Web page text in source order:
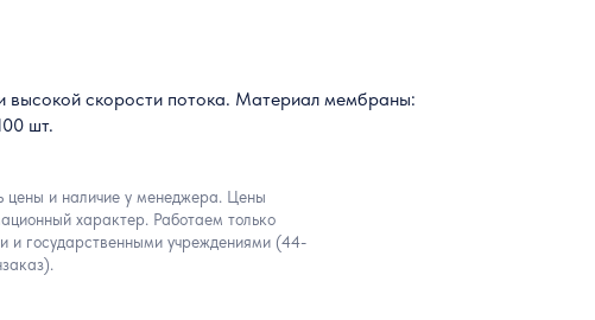
высокой скорости потока. Материал мембраны:
шт.
цены и наличие у менеджера. Цены
характер. Работаем только
и государственными учреждениями (44-